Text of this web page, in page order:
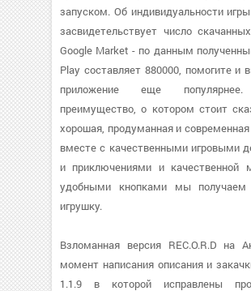
запуском. Об индивидуальности игры
засвидетельствует число
Google Market - по данным
Play составляет 880000, помогите и
приложение еще популярнее.
преимущество, о котором стоит
хорошая, продуманная и современная
вместе с качественными игровыми
и приключениями и качественной
удобными кнопками мы получаем
игрушку.
Взломанная версия REC.O.R.D на
момент написания описания и
1.1.9 в которой исправлены